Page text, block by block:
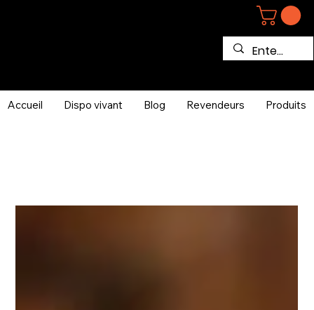
Accueil Dispo vivant Blog Revendeurs Produits